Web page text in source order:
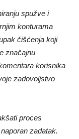
spužve i
konturama
čišćenja koji
značajnu
korisnika
zadovoljstvo
proces
zadatak.